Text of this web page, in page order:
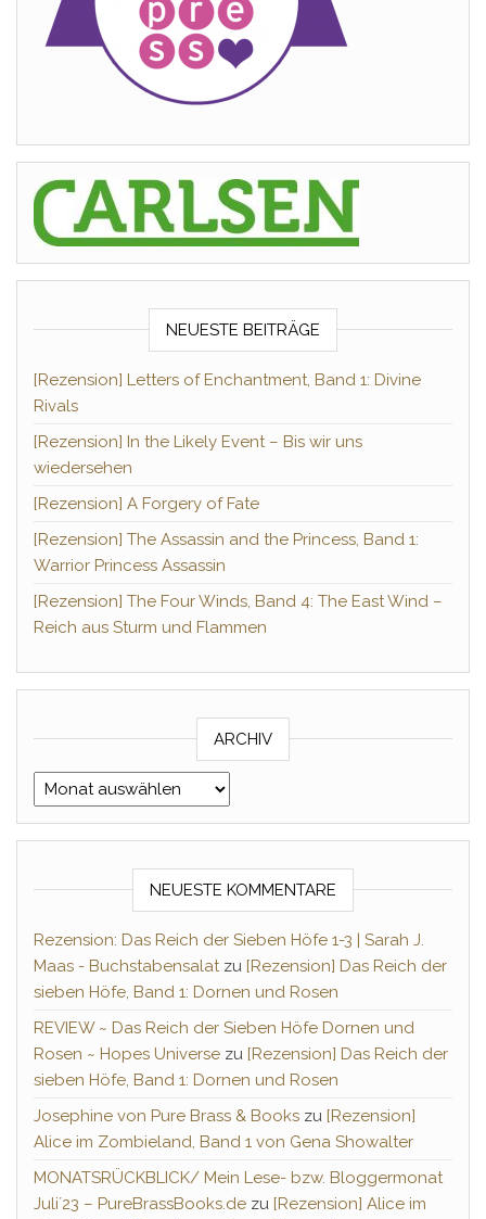
NEUESTE BEITRÄGE
[Rezension] Letters of Enchantment, Band 1: Divine
Rivals
[Rezension] In the Likely Event – Bis wir uns
wiedersehen
[Rezension] A Forgery of Fate
[Rezension] The Assassin and the Princess, Band 1:
Warrior Princess Assassin
[Rezension] The Four Winds, Band 4: The East Wind –
Reich aus Sturm und Flammen
ARCHIV
Archiv
NEUESTE KOMMENTARE
Rezension: Das Reich der Sieben Höfe 1-3 | Sarah J.
Maas - Buchstabensalatzu [Rezension] Das Reich der
sieben Höfe, Band 1: Dornen und Rosen
REVIEW ~ Das Reich der Sieben Höfe Dornen und
Rosen ~ Hopes Universe zu [Rezension] Das Reich der
sieben Höfe, Band 1: Dornen und Rosen
Josephine von Pure Brass & Books zu [Rezension]
Alice im Zombieland, Band 1 von Gena Showalter
MONATSRÜCKBLICK/ Mein Lese- bzw. Bloggermonat
Juli´23 – PureBrassBooks.de zu [Rezension] Alice im